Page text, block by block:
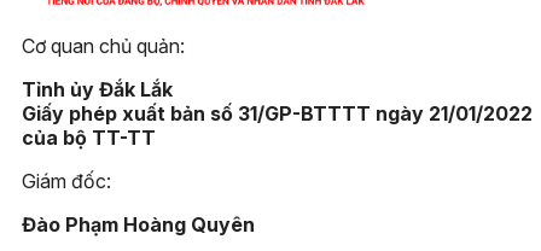
Cơ quan chủ quản:
Tỉnh ủy Đắk Lắk
Giấy phép xuất bản số 31/GP-BTTTT ngày 21/01/2022
của bộ TT-TT
Giám đốc:
Đào Phạm Hoàng Quyên